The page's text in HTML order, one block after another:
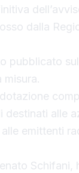
dalla
pubblicato
misura.
alle
emittenti